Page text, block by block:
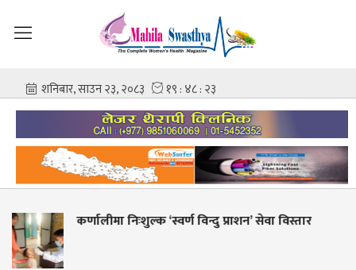
प्राशन’ सेवा विस्तार
शहीद गंगालाल राष्ट्रिय